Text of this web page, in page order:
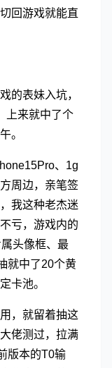
回游戏就能直
的表妹入坑，
上来就中了个
。
、1g
周边，亲笔签
我这种老杰迷
亏，游戏内的
头像框、最
就中了20个黄
卡池。
，就留着抽这
佬测过，拉满
版本的T0输